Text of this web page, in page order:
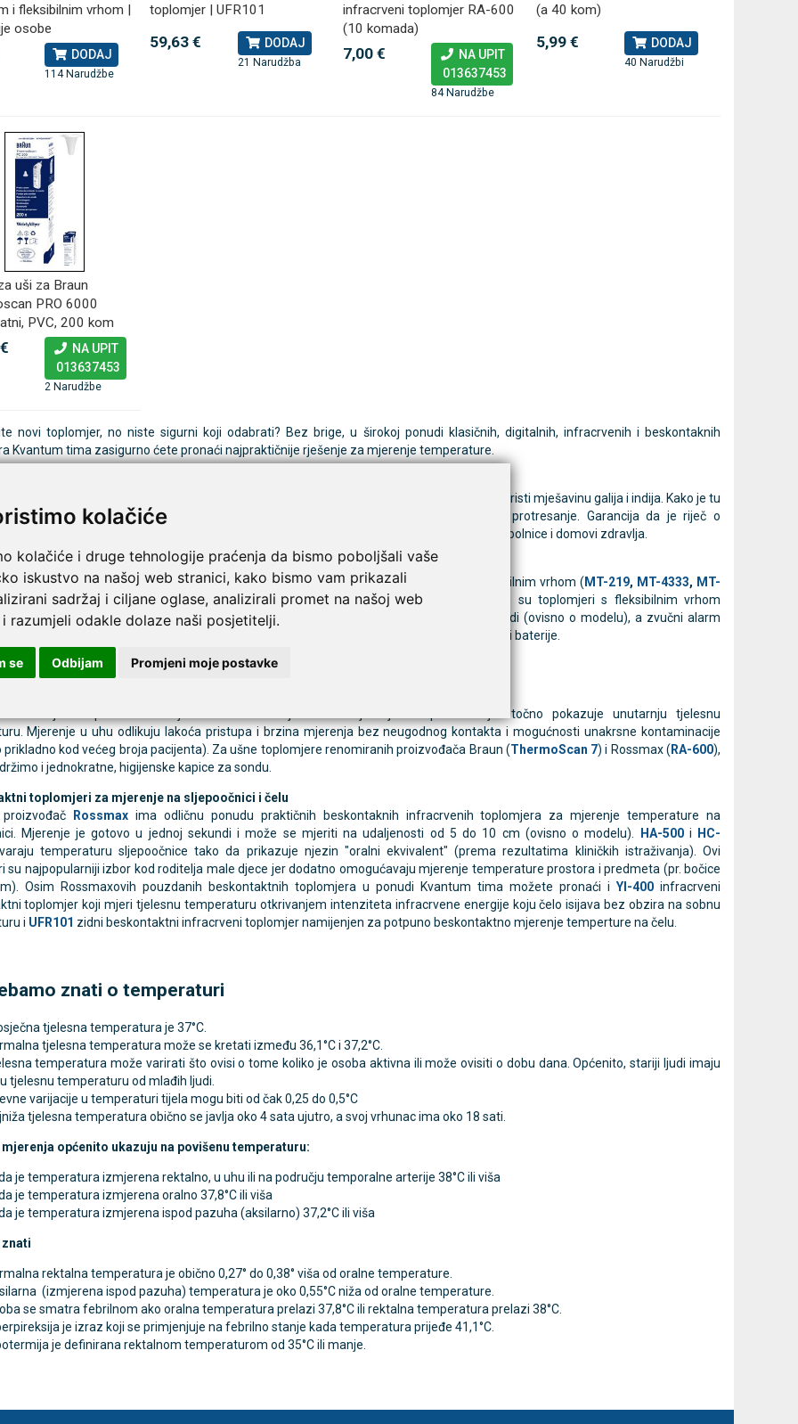
kolačiće
kolačiće i druge tehnologije praćenja da bismo poboljšali vaše
iskustvo na našoj web stranici, kako bismo vam prikazali
sadržaj i ciljane oglase, analizirali promet na našoj web
razumjeli odakle dolaze naši posjetitelji.
se Odbijam Promjeni moje postavke
i fleksibilnim vrhom |
osobe
DODAJ
114 Narudžbe
toplomjer | UFR101
59,63 € DODAJ
21 Narudžba
infracrveni toplomjer RA-600
(10 komada)
7,00 €
NA UPIT
013637453
84 Narudžbe
(a 40 kom)
5,99 € DODAJ
40 Narudžbi
uši za Braun
PRO 6000
PVC, 200 kom
NA UPIT
013637453
2 Narudžbe
novi toplomjer, no niste sigurni koji odabrati? Bez brige, u širokoj ponudi klasičnih, digitalnih, infracrvenih i beskontaknih
Kvantum tima zasigurno ćete pronaći najpraktičnije rješenje za mjerenje temperature.
koji umjesto žive koristi mješavinu galija i indija. Kako je tu
malo teže spustiti u stupcu, toplomjer
dolazi s praktičnom drškom za protresanje. Garancija da je riječ o
toplomjeru bez žive je preko 100.000 zadovoljnih korisnika među kojima su najveće bolnice i domovi zdravlja.
kupaca su cjenovno pristupačni digitalni toplomjeri s čvrstim (MT-418i ) ili fleksibilnim vrhom (MT-219, MT-4333, MT-
). Namjenjeni su za oralno, podpazušno i rektalno mjerenje temperature. Upravo su toplomjeri s fleksibilnim vrhom
za rektalno mjerenje temperature. Mjerenje je većinom gotovo kroz 10 do 60 sekundi (ovisno o modelu), a zvučni alarm
kraj mjerenja. Gotovo svi prikazuju posljednji rezultat mjerenja i imaju indikator potrošenosti baterije.
modeli digitalnih toplomjera suMT-418,MT-219
istraživanja su pokazala da je uho izvrsno mjesto za mjerenje temperature jer točno pokazuje unutarnju tjelesnu
Mjerenje u uhu odlikuju lakoća pristupa i brzina mjerenja bez neugodnog kontakta i mogućnosti unakrsne kontaminacije
prikladno kod većeg broja pacijenta). Za ušne toplomjere renomiranih proizvođača Braun (ThermoScan 7) i Rossmax (RA-600),
i jednokratne, higijenske kapice za sondu.
toplomjeri za mjerenje na sljepoočnici i čelu
proizvođač Rossmax ima odličnu ponudu praktičnih beskontaknih infracrvenih toplomjera za mjerenje temperature na
Mjerenje je gotovo u jednoj sekundi i može se mjeriti na udaljenosti od 5 do 10 cm (ovisno o modelu). HA-500i HC-
temperaturu sljepoočnice tako da prikazuje njezin "oralni ekvivalent" (prema rezultatima kliničkih istraživanja). Ovi
su najpopularniji izbor kod roditelja male djece jer dodatno omogućavaju mjerenje temperature prostora i predmeta (pr. bočice
Osim Rossmaxovih pouzdanih beskontaktnih toplomjera u ponudi Kvantum tima možete pronaći iYI-400 infracrveni
toplomjer koji mjeri tjelesnu temperaturu otkrivanjem intenziteta infracrvene energije koju čelo isijava bez obzira na sobnu
i UFR101 zidni beskontaktni infracrveni toplomjer namijenjen za potpuno beskontaktno mjerenje temperture na čelu.
znati o temperaturi
tjelesna temperatura je 37°C.
tjelesna temperatura može se kretati između 36,1°C i 37,2°C.
temperatura može varirati što ovisi o tome koliko je osoba aktivna ili može ovisiti o dobu dana. Općenito, stariji ljudi imaju
tjelesnu temperaturu od mlađih ljudi.
varijacije u temperaturi tijela mogu biti od čak 0,25 do 0,5°C
tjelesna temperatura obično se javlja oko 4 sata ujutro, a svoj vrhunac ima oko 18 sati.
općenito ukazuju na povišenu temperaturu:
je temperatura izmjerena rektalno, u uhu ili na području temporalne arterije 38°C ili viša
je temperatura izmjerena oralno 37,8°C ili viša
je temperatura izmjerena ispod pazuha (aksilarno) 37,2°C ili viša
znati
rektalna temperatura je obično 0,27° do 0,38° viša od oralne temperature.
(izmjerena ispod pazuha) temperatura je oko 0,55°C niža od oralne temperature.
se smatra febrilnom ako oralna temperatura prelazi 37,8°C ili rektalna temperatura prelazi 38°C.
je izraz koji se primjenjuje na febrilno stanje kada temperatura prijeđe 41,1°C.
je definirana rektalnom temperaturom od 35°C ili manje.